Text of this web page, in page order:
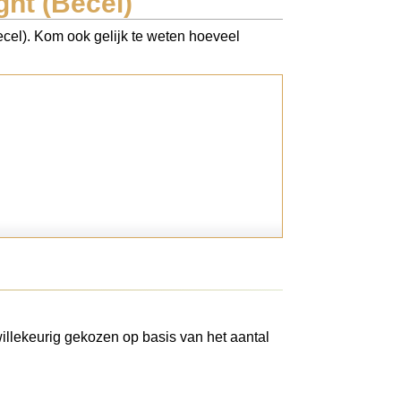
Kom ook gelijk te weten hoeveel
gekozen op basis van het aantal